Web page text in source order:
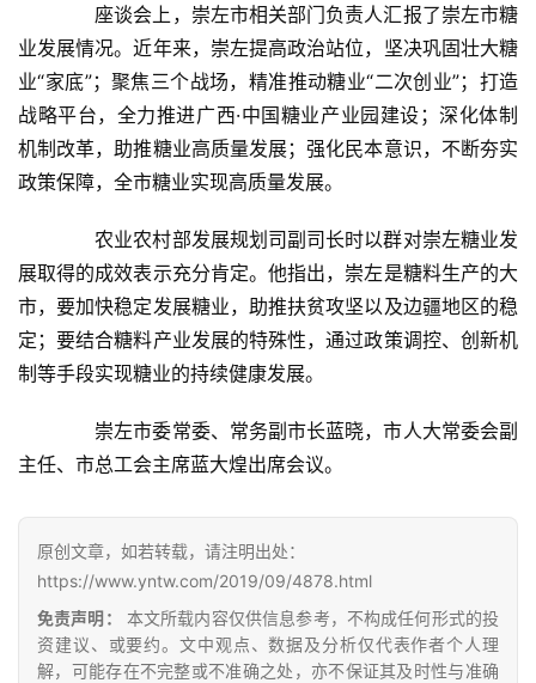
糖
网
公
众
号
座谈会上，崇左市相关部门负责人汇报了崇左市糖
业发展情况。近年来，崇左提高政治站位，坚决巩固壮大糖
业“家底”；聚焦三个战场，精准推动糖业“二次创业”；打造
战略平台，全力推进广西·中国糖业产业园建设；深化体制
机制改革，助推糖业高质量发展；强化民本意识，不断夯实
政策保障，全市糖业实现高质量发展。
农业农村部发展规划司副司长时以群对崇左糖业发
展取得的成效表示充分肯定。他指出，崇左是糖料生产的大
市，要加快稳定发展糖业，助推扶贫攻坚以及边疆地区的稳
定；要结合糖料产业发展的特殊性，通过政策调控、创新机
制等手段实现糖业的持续健康发展。
崇左市委常委、常务副市长蓝晓，市人大常委会副
主任、市总工会主席蓝大煌出席会议。
原创文章，如若转载，请注明出处：
https://www.yntw.com/2019/09/4878.html
免责声明：
本文所载内容仅供信息参考，不构成任何形式的投
资建议、或要约。文中观点、数据及分析仅代表作者个人理
解，可能存在不完整或不准确之处，亦不保证其及时性与准确